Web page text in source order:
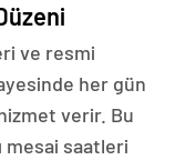
ve resmi
her gün
verir. Bu
mesai saatleri